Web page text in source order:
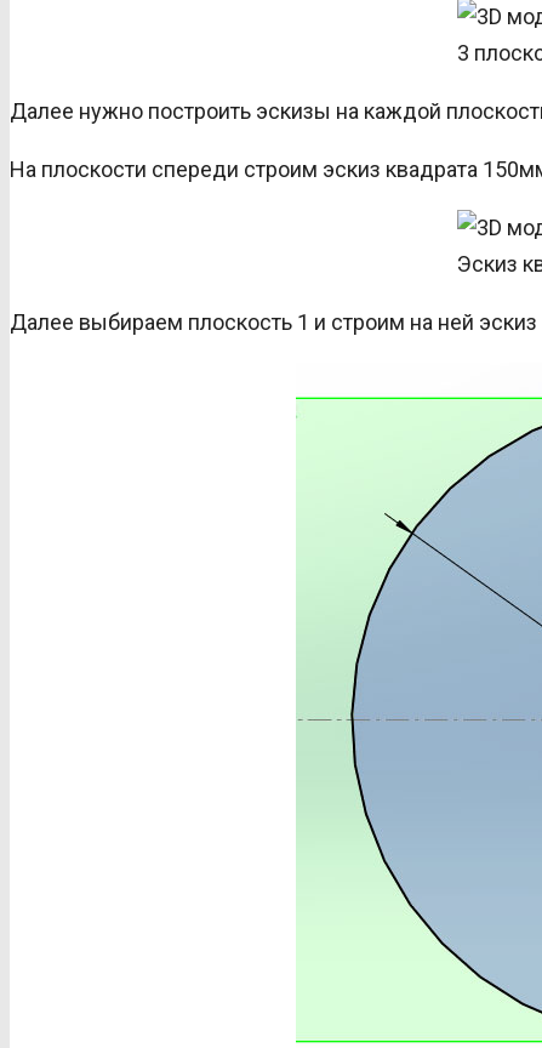
3
Далее нужно построить эскизы на каждой
На плоскости спереди строим эскиз квадрата
Эскиз
Далее выбираем плоскость 1 и строим на ней